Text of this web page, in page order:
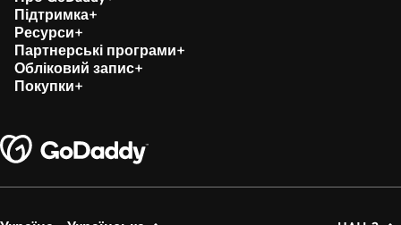
Підтримка
Ресурси
Партнерські програми
Обліковий запис
Покупки